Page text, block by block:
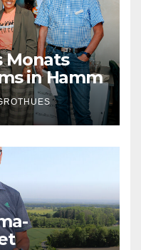
Monats
in Hamm